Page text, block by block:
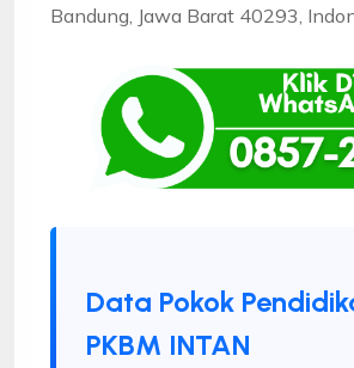
Bandung, Jawa Barat 40293,
Data Pokok
PKBM INTAN